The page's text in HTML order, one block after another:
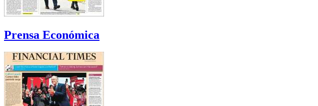
Prensa Económica